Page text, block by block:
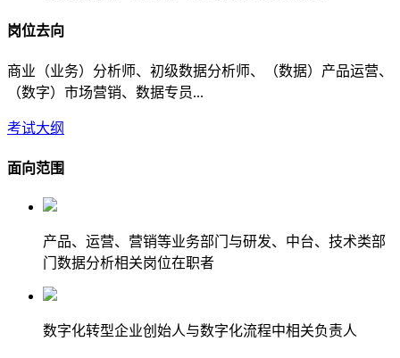
岗位去向
商业（业务）分析师、初级数据分析师、（数据）产品运营、
（数字）市场营销、数据专员...
考试大纲
面向范围
产品、运营、营销等业务部门与研发、中台、技术类部
门数据分析相关岗位在职者
数字化转型企业创始人与数字化流程中相关负责人